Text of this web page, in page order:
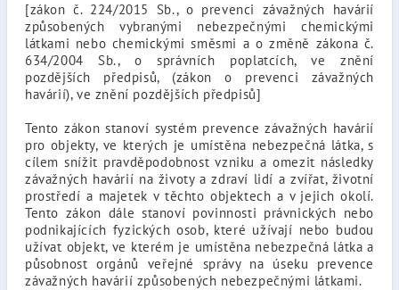
[zákon č. 224/2015 Sb., o prevenci závažných havárií
způsobených vybranými nebezpečnými chemickými
látkami nebo chemickými směsmi a o změně zákona č.
634/2004 Sb., o správních poplatcích, ve znění
pozdějších předpisů, (zákon o prevenci závažných
havárií), ve znění pozdějších předpisů]
Tento zákon stanoví systém prevence závažných havárií
pro objekty, ve kterých je umístěna nebezpečná látka, s
cílem snížit pravděpodobnost vzniku a omezit následky
závažných havárií na životy a zdraví lidí a zvířat, životní
prostředí a majetek v těchto objektech a v jejich okolí.
Tento zákon dále stanoví povinnosti právnických nebo
podnikajících fyzických osob, které užívají nebo budou
užívat objekt, ve kterém je umístěna nebezpečná látka a
působnost orgánů veřejné správy na úseku prevence
závažných havárií způsobených nebezpečnými látkami.